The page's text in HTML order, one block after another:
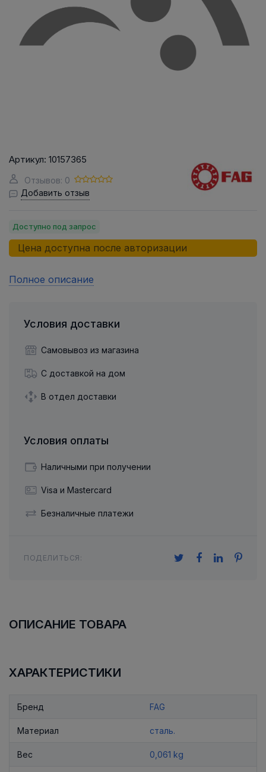
Артикул: 10157365
Отзывов: 0
Добавить отзыв
Доступно под запрос
Цена доступна после авторизации
Полное описание
Условия доставки
Самовывоз из магазина
С доставкой на дом
В отдел доставки
Условия оплаты
Наличными при получении
Visa и Mastercard
Безналичные платежи
ПОДЕЛИТЬСЯ:
ОПИСАНИЕ ТОВАРА
ХАРАКТЕРИСТИКИ
Бренд FAG
Материал сталь.
Вес 0,061 kg